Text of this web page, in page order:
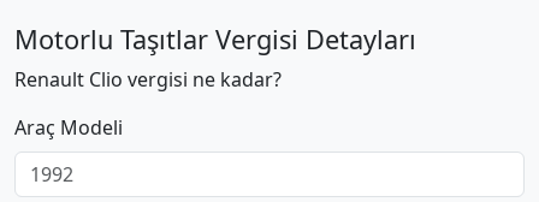
Motorlu Taşıtlar Vergisi Detayları
Renault Clio vergisi ne kadar?
Araç Modeli